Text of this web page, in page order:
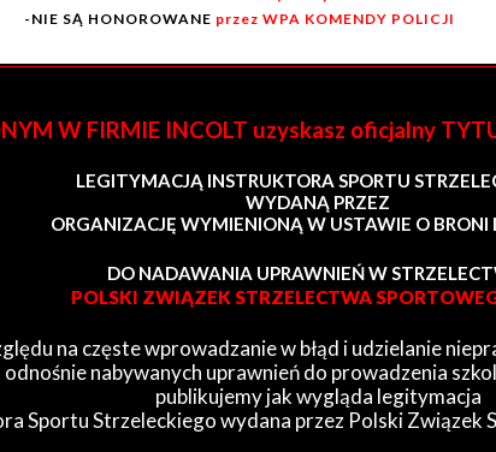
-NIE SĄ HONOROWANE przez WPA KOMENDY POLICJI
W FIRMIE INCOLT uzyskasz oficjalny
LEGITYMACJĄ INSTRUKTORA SPORTU
WYDANĄ PRZEZ
ORGANIZACJĘ WYMIENIONĄ W USTAWIE O BRONI
DO NADAWANIA UPRAWNIEŃ W
POLSKI ZWIĄZEK STRZELECTWA
na częste wprowadzanie w błąd i udzielanie
odnośnie nabywanych uprawnień do prowadzenia
publikujemy jak wygląda legitymacja
Sportu Strzeleckiego wydana przez Polski Związek